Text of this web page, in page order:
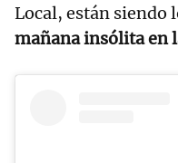
Local, están siendo
mañana insólita en